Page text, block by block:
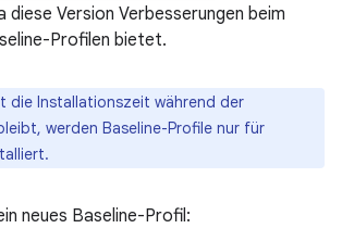
diese Version Verbesserungen beim
Profilen bietet.
die Installationszeit während der
werden Baseline-Profile nur für
neues Baseline-Profil: